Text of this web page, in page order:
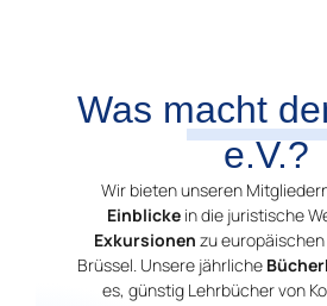
Was macht
e.V.?
Wir bieten unseren
Einblickein die juristische
Exkursionen zu
Brüssel. Unsere jährliche
es, günstig Lehrbücher von